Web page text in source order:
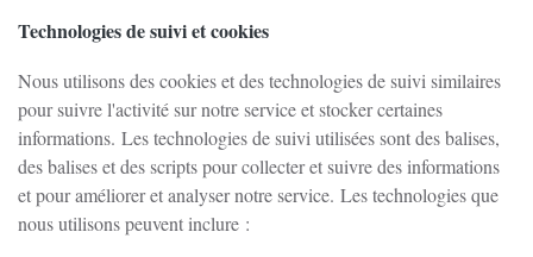
Technologies de suivi et cookies
Nous utilisons des cookies et des technologies de suivi similaires
pour suivre l'activité sur notre service et stocker certaines
informations. Les technologies de suivi utilisées sont des balises,
des balises et des scripts pour collecter et suivre des informations
et pour améliorer et analyser notre service. Les technologies que
nous utilisons peuvent inclure :